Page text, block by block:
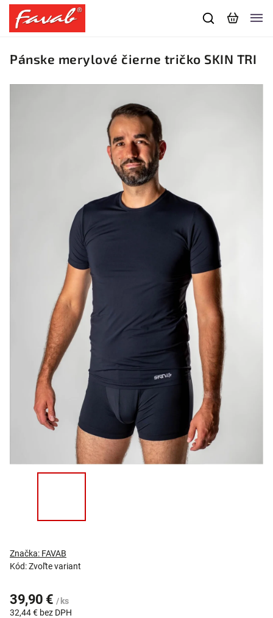
Pánske merylové čierne tričko SKIN TRI
Kód:Zvoľte variant
Značka: FAVAB
39,90 € / ks
32,44 € bez DPH